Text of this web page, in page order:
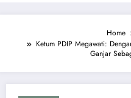
Home
Ketum PDIP Megawati:
Ganjar